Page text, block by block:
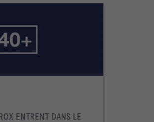
ENTRENT DANS LE